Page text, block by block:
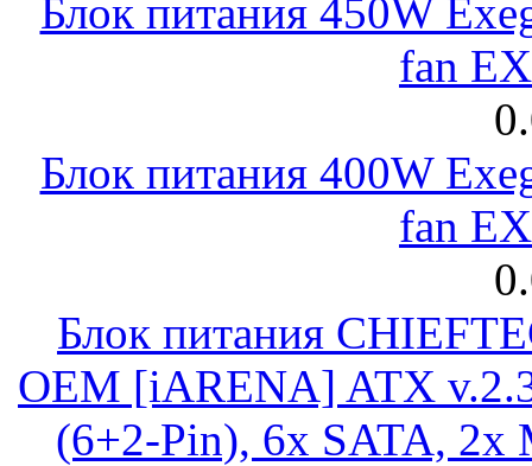
Блок питания 450W
fan
Блок питания 400W
fan
Блок питания
OEM [iARENA] ATX
(6+2-Pin), 6x SATA, 2x